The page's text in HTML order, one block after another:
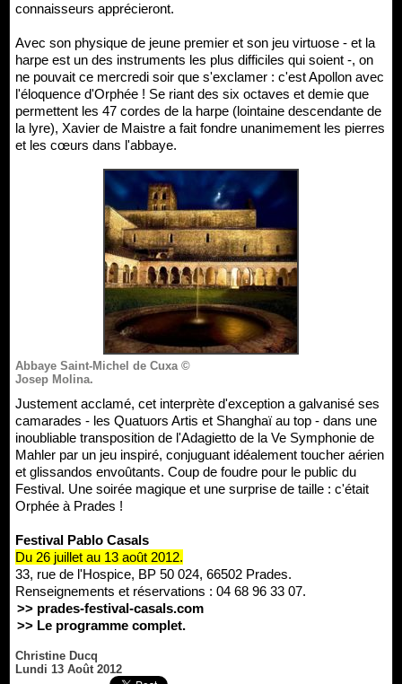
connaisseurs apprécieront.
Avec son physique de jeune premier et son jeu virtuose - et la
harpe est un des instruments les plus difficiles qui soient -, on
ne pouvait ce mercredi soir que s'exclamer : c'est Apollon avec
l'éloquence d'Orphée ! Se riant des six octaves et demie que
permettent les 47 cordes de la harpe (lointaine descendante de
la lyre), Xavier de Maistre a fait fondre unanimement les pierres
et les cœurs dans l'abbaye.
Abbaye Saint-Michel de Cuxa ©
Josep Molina.
Justement acclamé, cet interprète d'exception a galvanisé ses
camarades - les Quatuors Artis et Shanghaï au top - dans une
inoubliable transposition de l'Adagietto de la Ve Symphonie de
Mahler par un jeu inspiré, conjuguant idéalement toucher aérien
et glissandos envoûtants. Coup de foudre pour le public du
Festival. Une soirée magique et une surprise de taille : c'était
Orphée à Prades !
Festival Pablo Casals
Du 26 juillet au 13 août 2012.
33, rue de l'Hospice, BP 50 024, 66502 Prades.
Renseignements et réservations : 04 68 96 33 07.
>> prades-festival-casals.com
>> Le programme complet.
Christine Ducq
Lundi 13 Août 2012